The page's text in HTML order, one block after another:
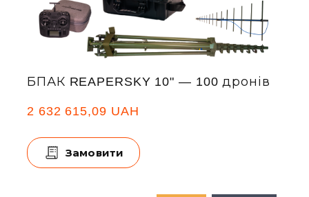
БПАК REAPERSKY 10" — 100 дронів
2 632 615,09 UAH
Замовити